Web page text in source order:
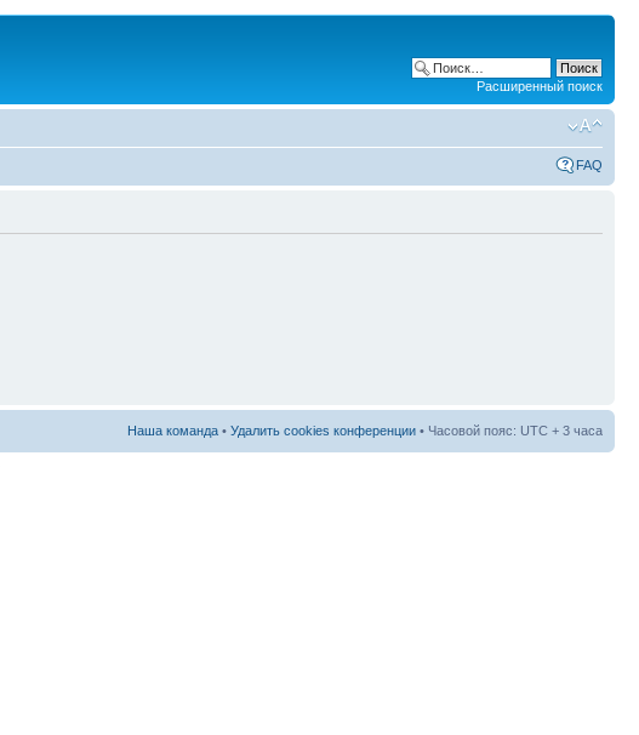
Расширенный поиск
FAQ
Наша команда • Удалить cookies конференции • Часовой пояс: UTC + 3 часа